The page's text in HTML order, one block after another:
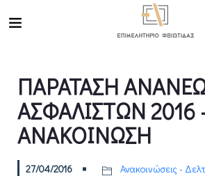
ΠΑΡΑΤΑΣΗ
ΑΣΦΑΛΙΣΤΩΝ 2016
ΑΝΑΚΟΙΝΩΣΗ
27/04/2016 Ανακοινώσεις -